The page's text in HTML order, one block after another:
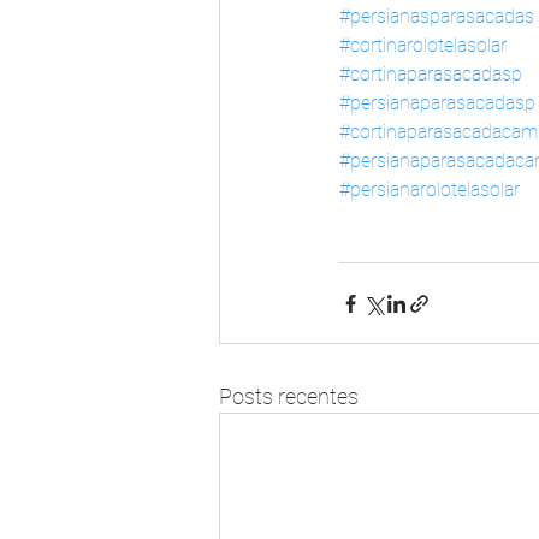
#persianasparasacadas
#cortinarolotelasolar
#cortinaparasacadasp
#persianaparasacadasp
#persianarolotelasolar
Posts recentes